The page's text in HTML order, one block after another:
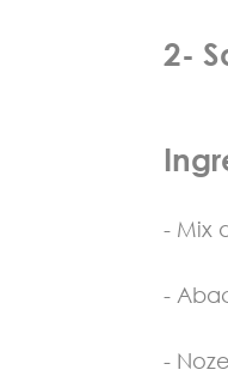
2-
- Mix
-
-